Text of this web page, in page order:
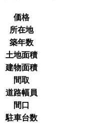
価格
所在地
築年数
土地面積
建物面積
間取
道路幅員
間口
駐車台数